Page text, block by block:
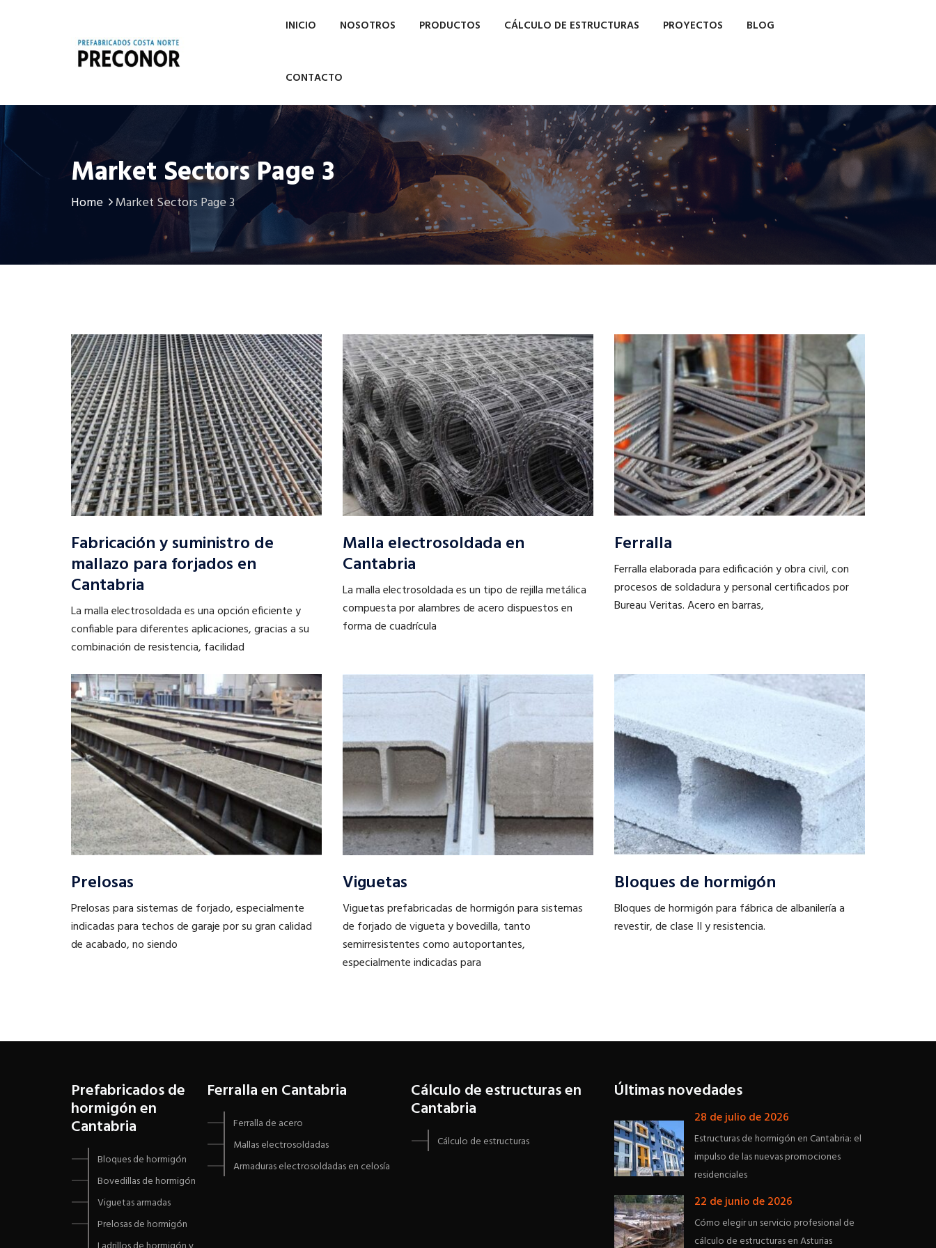
INICIO NOSOTROS PRODUCTOS CÁLCULO DE ESTRUCTURAS PROYECTOS BLOG
CONTACTO
Market Sectors Page 3
Home Market Sectors Page 3
Fabricación y suministro de
mallazo para forjados en
Cantabria
La malla electrosoldada es una opción eficiente y
confiable para diferentes aplicaciones, gracias a su
combinación de resistencia, facilidad
Malla electrosoldada en
Cantabria
La malla electrosoldada es un tipo de rejilla metálica
compuesta por alambres de acero dispuestos en
forma de cuadrícula
Ferralla
Ferralla elaborada para edificación y obra civil, con
procesos de soldadura y personal certificados por
Bureau Veritas. Acero en barras,
Prelosas
Prelosas para sistemas de forjado, especialmente
indicadas para techos de garaje por su gran calidad
de acabado, no siendo
Viguetas
Viguetas prefabricadas de hormigón para sistemas
de forjado de vigueta y bovedilla, tanto
semirresistentes como autoportantes,
especialmente indicadas para
Bloques de hormigón
Bloques de hormigón para fábrica de albanilería a
revestir, de clase II y resistencia.
Prefabricados de
hormigón en
Cantabria
Bloques de hormigón
Bovedillas de hormigón
Viguetas armadas
Prelosas de hormigón
Ferralla en Cantabria
Ferralla de acero
Mallas electrosoldadas
Armaduras electrosoldadas en celosía
Cálculo de estructuras en
Cantabria
Cálculo de estructuras
Últimas novedades
28 de julio de 2026
Estructuras de hormigón en Cantabria: el
impulso de las nuevas promociones
residenciales
22 de junio de 2026
Cómo elegir un servicio profesional de
cálculo de estructuras en Asturias